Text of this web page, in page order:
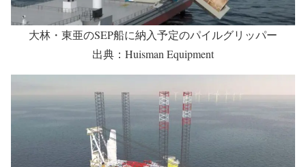
大林・東亜のSEP船に納入予定のパイルグリッパー
出典：Huisman Equipment